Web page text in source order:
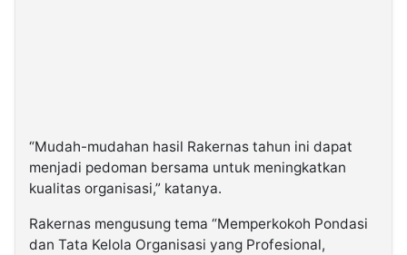
“Mudah-mudahan hasil Rakernas tahun ini dapat
menjadi pedoman bersama untuk meningkatkan
kualitas organisasi,” katanya.
Rakernas mengusung tema “Memperkokoh Pondasi
dan Tata Kelola Organisasi yang Profesional,